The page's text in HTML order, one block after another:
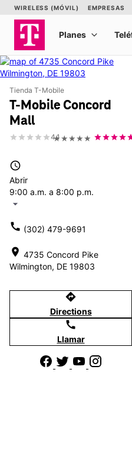
Tienda T-Mobile
T-Mobile Concord
Mall
★★★★★
4.1
access_time
Abrir
9:00 a.m. a 8:00 p.m.
arrow_drop_down
call (302) 479-9691
location_on 4735 Concord Pike
Wilmington, DE 19803
directions
Directions
call
Llamar